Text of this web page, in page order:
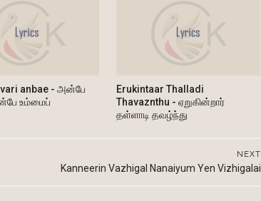
anbae - அன்பே
உம்மைப்
Erukintaar Thalladi
Thavaznthu - ஏறுகின்றார்
தள்ளாடி தவழ்ந்து
NEXT
Kanneerin Vazhigal Nanaiyum Yen Vizhigalai